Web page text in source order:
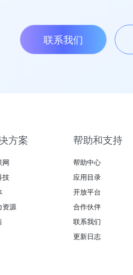
联系我们
方案
网
技
资源
帮助和支持
帮助中心
应用目录
开放平台
合作伙伴
联系我们
更新日志